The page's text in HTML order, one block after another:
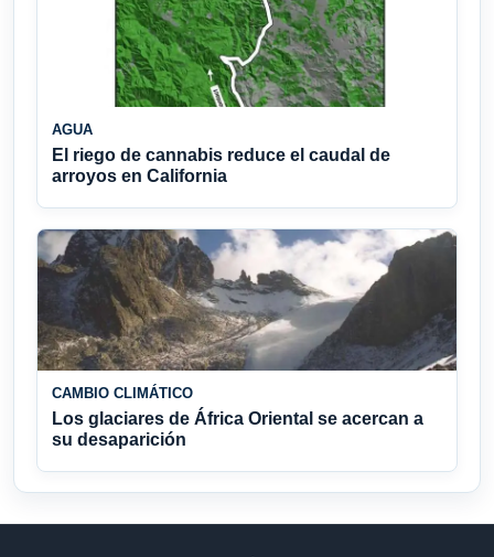
AGUA
El riego de cannabis reduce el caudal de
arroyos en California
CAMBIO CLIMÁTICO
Los glaciares de África Oriental se acercan a
su desaparición